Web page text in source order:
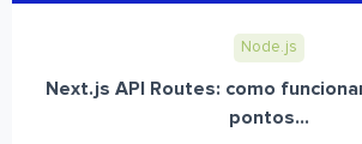
Node.js
Next.js API Routes: como
pontos...